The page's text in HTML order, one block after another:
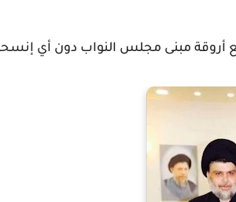
أروقة مبنى مجلس النواب دون أي